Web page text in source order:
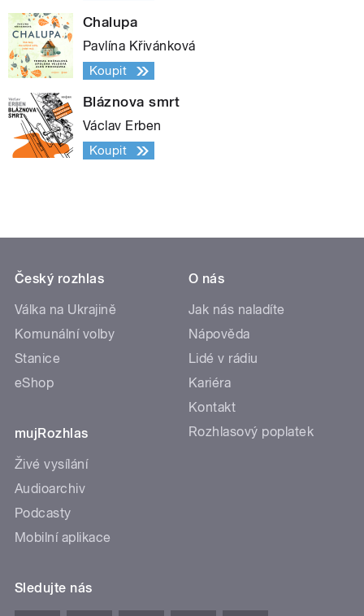
Chalupa
Pavlína Křivánková
Koupit
Bláznova smrt
Václav Erben
Koupit
Český rozhlas
Válka na Ukrajině
Komunální volby
Stanice
eShop
mujRozhlas
Živé vysílání
Audioarchiv
Podcasty
Mobilní aplikace
O nás
Jak nás naladíte
Nápověda
Lidé v rádiu
Kariéra
Kontakt
Rozhlasový poplatek
Sledujte nás